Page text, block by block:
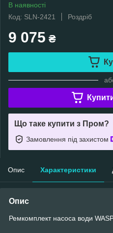
В наявності
Код: SLN-2421
Роздріб
9 075 ₴
Що таке купити з Пром?
Замовлення під захистом
Опис Характеристики
Опис
Ремкомплект насоса води